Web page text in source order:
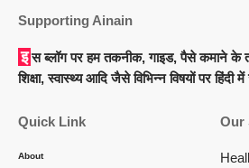
Supporting Ainain
इस ब्लॉग पर हम तकनीक, गाइड, पैसे कमाने के तरीके, कैसे बनें, तकनीक,
शिक्षा, स्वास्थ्य आदि जैसे विभिन्न विषयों पर हिंदी
Quick Link
About
Our